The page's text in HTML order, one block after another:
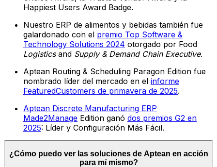
Happiest Users Award Badge.
Nuestro ERP de alimentos y bebidas también fue
galardonado con el premio Top Software &
Technology Solutions 2024 otorgado por Food
Logisticsand Supply & Demand Chain Executive.
Aptean Routing & Scheduling Paragon Edition fue
nombrado líder del mercado en el informe
FeaturedCustomers de primavera de 2025.
Aptean Discrete Manufacturing ERP
Made2Manage Edition ganó dos premios G2 en
2025: Líder y Configuración Más Fácil.
¿Cómo puedo ver las soluciones de Aptean en acción
para mí mismo?